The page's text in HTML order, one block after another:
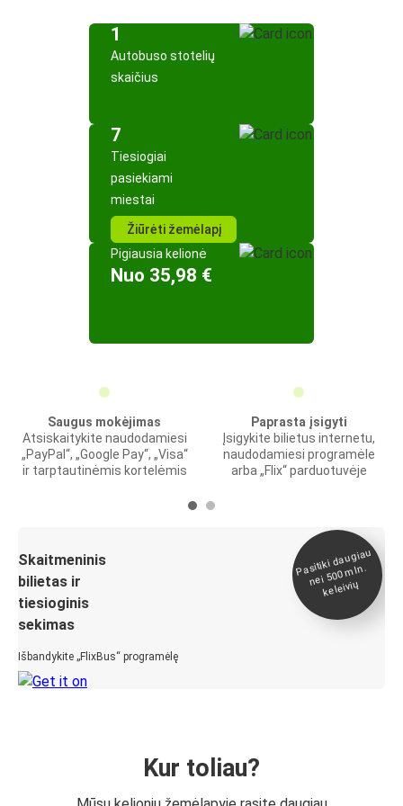
1
Autobuso stotelių
skaičius
7
Tiesiogiai
pasiekiami
miestai
Žiūrėti žemėlapį
Pigiausia kelionė
Nuo 35,98 €
Saugus mokėjimas
Atsiskaitykite naudodamiesi
„PayPal“, „Google Pay“, „Visa“
ir tarptautinėmis kortelėmis
Paprasta įsigyti
Įsigykite bilietus internetu,
naudodamiesi programėle
arba „Flix“ parduotuvėje
Skaitmeninis
bilietas ir
tiesioginis
sekimas
Išbandykite „FlixBus“ programėlę
Pasitiki daugiau
nei 500
mln.
keleivių
Kur toliau?